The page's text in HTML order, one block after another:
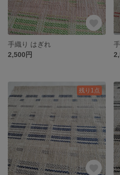
手織り はぎれ
2,500円
残り1点